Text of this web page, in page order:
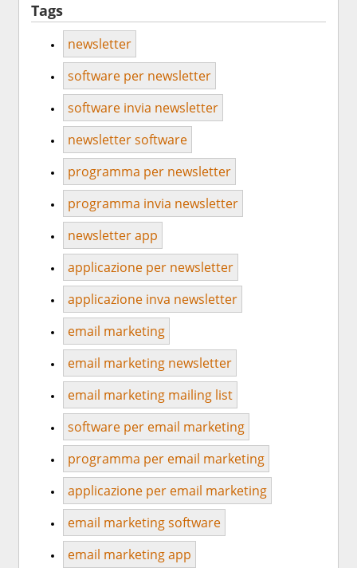
Tags
newsletter
software per newsletter
software invia newsletter
newsletter software
programma per newsletter
programma invia newsletter
newsletter app
applicazione per newsletter
applicazione inva newsletter
email marketing
email marketing newsletter
email marketing mailing list
software per email marketing
programma per email marketing
applicazione per email marketing
email marketing software
email marketing app